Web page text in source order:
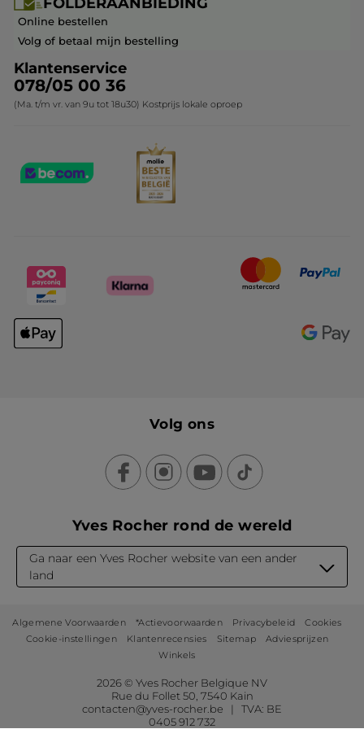
Kerstcollectie
Veelgestelde vragen
Contact opnemen
Franchisenemer of bedrijfsleider worden
Online bestellen
Volg of betaal mijn bestelling
Klantenservice
078/05 00 36
(Ma. t/m vr. van 9u tot 18u30) Kostprijs lokale oproep
Volg ons
Yves Rocher rond de wereld
Ga naar een Yves Rocher website van een ander
land
Algemene Voorwaarden *Actievoorwaarden Privacybeleid
Cookies
Cookie-instellingen
Klantenrecensies Sitemap
Adviesprijzen
Winkels
2026 © Yves Rocher Belgique NV
Rue du Follet 50, 7540 Kain
contacten@yves-rocher.be | TVA: BE
0405 912 732